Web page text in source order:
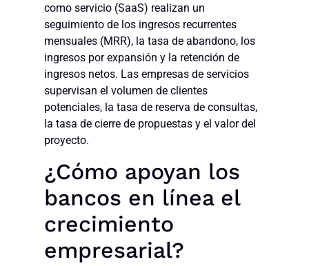
como servicio (SaaS) realizan un
seguimiento de los ingresos recurrentes
mensuales (MRR), la tasa de abandono, los
ingresos por expansión y la retención de
ingresos netos. Las empresas de servicios
supervisan el volumen de clientes
potenciales, la tasa de reserva de consultas,
la tasa de cierre de propuestas y el valor del
proyecto.
¿Cómo apoyan los
bancos en línea el
crecimiento
empresarial?